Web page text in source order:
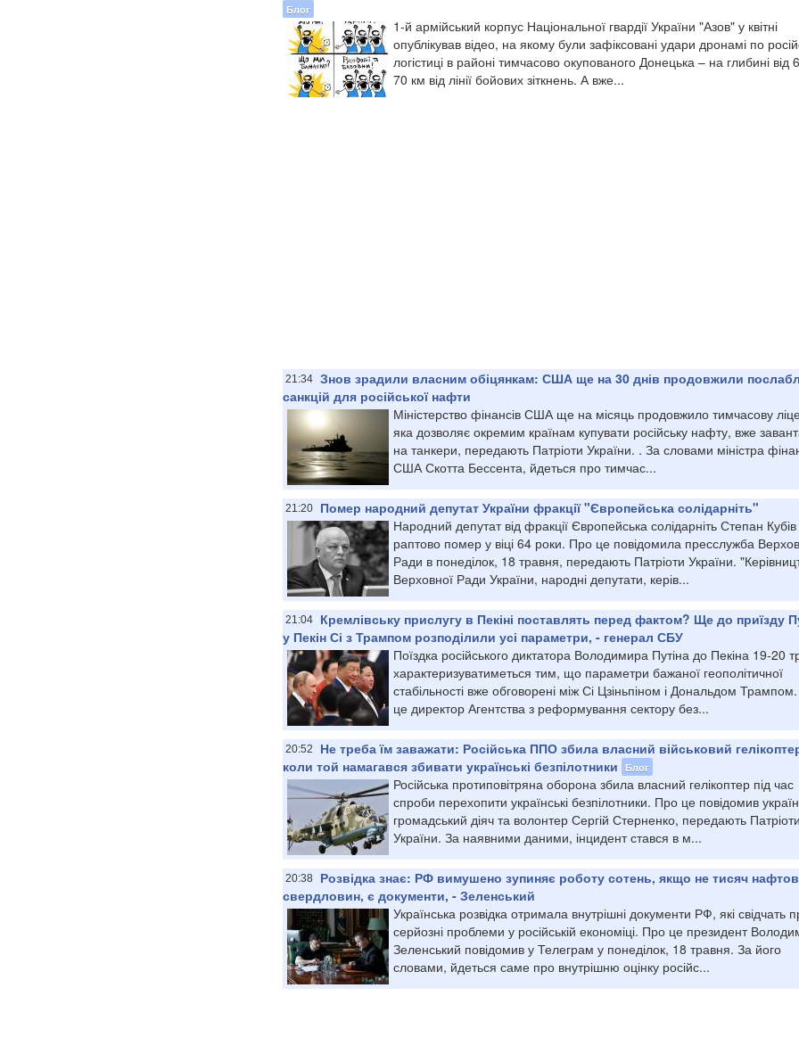
Блог
1-й армійський корпус Національної гвардії України "Азов" у квітні
опублікував відео, на якому були зафіксовані удари дронамі по
логістиці в районі тимчасово окупованого Донецька – на глибині від
70 км від лінії бойових зіткнень. А вже...
21:34 Знов зрадили власним обіцянкам: США ще на 30 днів продовжили
санкцій для російської нафти
Міністерство фінансів США ще на місяць продовжило тимчасову
яка дозволяє окремим країнам купувати російську нафту, вже
на танкери, передають Патріоти України. . За словами міністра
США Скотта Бессента, йдеться про тимчас...
21:20
Помер народний депутат України фракції "Європейська солідарніть"
Народний депутат від фракції Європейська солідарніть Степан Кубів
раптово помер у віці 64 роки. Про це повідомила пресслужба
Ради в понеділок, 18 травня, передають Патріоти України.
Верховної Ради України, народні депутати, керів...
21:04
Кремлівську прислугу в Пекіні поставлять перед фактом? Ще до приїзду
у Пекін Сі з Трампом розподілили усі параметри, - генерал СБУ
Поїздка російського диктатора Володимира Путіна до Пекіна 19-20
характеризуватиметься тим, що параметри бажаної геополітичної
стабільності вже обговорені між Сі Цзіньпіном і Дональдом
це директор Агентства з реформування сектору без...
20:52
Не треба їм заважати: Російська ППО збила власний військовий
коли той намагався збивати українські безпілотники
Блог
Російська протиповітряна оборона збила власний гелікоптер під час
спроби перехопити українські безпілотники. Про це повідомив
громадський діяч та волонтер Сергій Стерненко, передають Патріоти
України. За наявними даними, інцидент стався в м...
20:38
Розвідка знає: РФ вимушено зупиняє роботу сотень, якщо не тисяч
свердловин, є документи, - Зеленський
Українська розвідка отримала внутрішні документи РФ, які свідчать
серйозні проблеми у російській економіці. Про це президент
Зеленський повідомив у Телеграм у понеділок, 18 травня. За його
словами, йдеться саме про внутрішню оцінку російс...